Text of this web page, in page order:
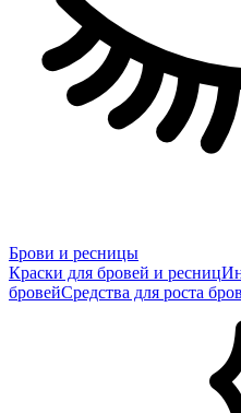
Брови и ресницы
Краски для бровей и ресниц
бровейСредства для роста